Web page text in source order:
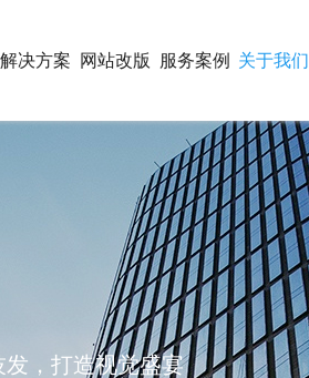
决方案 网站改版 服务案例 关于我们
，打造视觉盛宴